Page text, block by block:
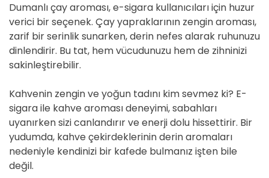
Dumanlı çay aroması, e-sigara kullanıcıları için huzur
verici bir seçenek. Çay yapraklarının zengin aroması,
zarif bir serinlik sunarken, derin nefes alarak ruhunuzu
dinlendirir. Bu tat, hem vücudunuzu hem de zihninizi
sakinleştirebilir.
Kahvenin zengin ve yoğun tadını kim sevmez ki? E-
sigara ile kahve aroması deneyimi, sabahları
uyanırken sizi canlandırır ve enerji dolu hissettirir. Bir
yudumda, kahve çekirdeklerinin derin aromaları
nedeniyle kendinizi bir kafede bulmanız işten bile
değil.